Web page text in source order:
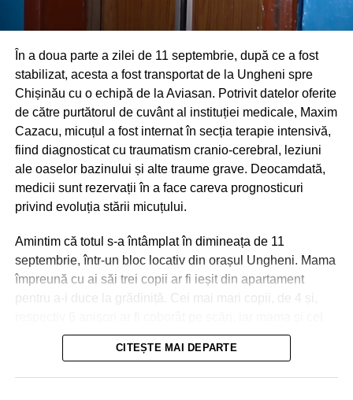
Nici în Chișinău situația nu a fost una mai bună. Aici
În a doua parte a zilei de 11 septembrie, după ce a fost
stabilizat, acesta a fost transportat de la Ungheni spre
Chișinău cu o echipă de la Aviasan. Potrivit datelor oferite
de către purtătorul de cuvânt al instituției medicale, Maxim
Cazacu, micuțul a fost internat în secția terapie intensivă,
fiind diagnosticat cu traumatism cranio-cerebral, leziuni
ale oaselor bazinului și alte traume grave. Deocamdată,
medicii sunt rezervații în a face careva prognosticuri
privind evoluția stării micuțului.
Amintim că totul s-a întâmplat în dimineața de 11
septembrie, într-un bloc locativ din orașul Ungheni. Mama
împreună cu ai săi trei copii ar fi ieșit din apartament
pentru a-i duce la grădiniță. Cei mai mari copii, de 4 și,
de-al treilea micuț, de 2 ani, urmau să meargă cu
ascensorul. La ușile deschise ale liftului, mama a reușit
CITEȘTE MAI DEPARTE